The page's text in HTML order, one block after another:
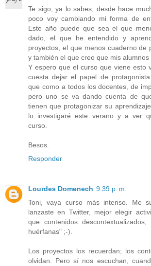
Te sigo, ya lo sabes, desde hace
poco voy cambiando mi forma de
Este año puede que sea el que
dado, el que he entendido y
proyectos, el que menos cuaderno de
y también el que creo que mis
Y espero que el curso que viene esto
cuesta dejar el papel de
que como a todos los docentes, de
pero uno se va dando cuenta de
tienen que protagonizar su
lo investigaré este verano y a ver
curso.
Besos.
Responder
Lourdes Domenech 9:39 p. m.
Toni, vaya curso más intenso. Me
lanzaste en Twitter, mejor elegir
que contenidos
huérfanas" ;-).
Los proyectos los recuerdan; los
olvidan. Pero sí nos escuchan,